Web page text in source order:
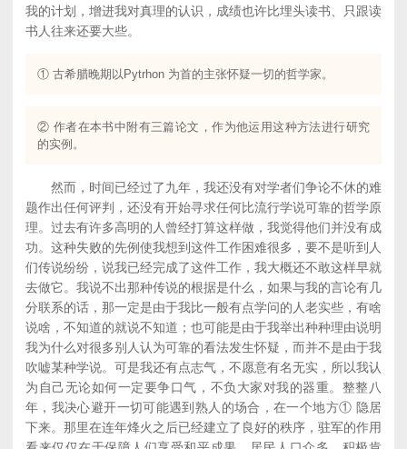
我的计划，增进我对真理的认识，成绩也许比埋头读书、只跟读
书人往来还要大些。
① 古希腊晚期以Pytrhon 为首的主张怀疑一切的哲学家。
② 作者在本书中附有三篇论文，作为他运用这种方法进行研究
的实例。
然而，时间已经过了九年，我还没有对学者们争论不休的难
题作出任何评判，还没有开始寻求任何比流行学说可靠的哲学原
理。过去有许多高明的人曾经打算这样做，我觉得他们并没有成
功。这种失败的先例使我想到这件工作困难很多，要不是听到人
们传说纷纷，说我已经完成了这件工作，我大概还不敢这样早就
去做它。我说不出那种传说的根据是什么，如果与我的言论有几
分联系的话，那一定是由于我比一般有点学问的人老实些，有啥
说啥，不知道的就说不知道；也可能是由于我举出种种理由说明
我为什么对很多别人认为可靠的看法发生怀疑，而并不是由于我
吹嘘某种学说。可是我还有点志气，不愿意有名无实，所以我认
为自己无论如何一定要争口气，不负大家对我的器重。整整八
年，我决心避开一切可能遇到熟人的场合，在一个地方① 隐居
下来。那里在连年烽火之后已经建立了良好的秩序，驻军的作用